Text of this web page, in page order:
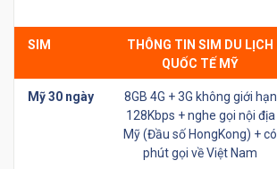
SIM
THÔNG TIN SIM DU LỊCH
QUỐC TẾ MỸ
Mỹ 30 ngày
8GB 4G + 3G không giới hạn
128Kbps + nghe gọi nội địa
Mỹ (Đầu số HongKong) + có
phút gọi về Việt Nam